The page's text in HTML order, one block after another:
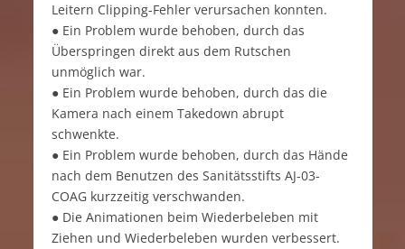
Leitern Clipping-Fehler verursachen konnten.
● Ein Problem wurde behoben, durch das
Überspringen direkt aus dem Rutschen
unmöglich war.
● Ein Problem wurde behoben, durch das die
Kamera nach einem Takedown abrupt
schwenkte.
● Ein Problem wurde behoben, durch das Hände
nach dem Benutzen des Sanitätsstifts AJ-03-
COAG kurzzeitig verschwanden.
● Die Animationen beim Wiederbeleben mit
Ziehen und Wiederbeleben wurden verbessert.